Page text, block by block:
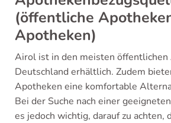
(öffentliche
Apotheken)
Airol ist in den meisten öffentlichen
Deutschland erhältlich. Zudem
Apotheken eine komfortable
Bei der Suche nach einer
es jedoch wichtig, darauf zu achten,